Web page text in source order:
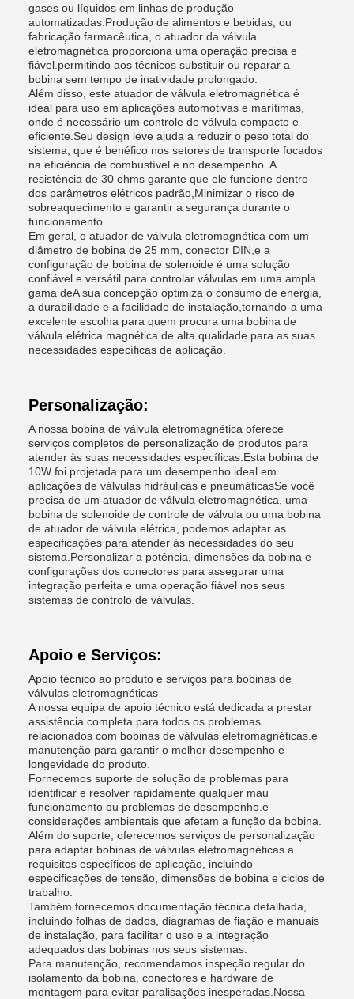
gases ou líquidos em linhas de produção
automatizadas.Produção de alimentos e bebidas, ou
fabricação farmacêutica, o atuador da válvula
eletromagnética proporciona uma operação precisa e
fiável.permitindo aos técnicos substituir ou reparar a
bobina sem tempo de inatividade prolongado.
Além disso, este atuador de válvula eletromagnética é
ideal para uso em aplicações automotivas e marítimas,
onde é necessário um controle de válvula compacto e
eficiente.Seu design leve ajuda a reduzir o peso total do
sistema, que é benéfico nos setores de transporte focados
na eficiência de combustível e no desempenho. A
resistência de 30 ohms garante que ele funcione dentro
dos parâmetros elétricos padrão,Minimizar o risco de
sobreaquecimento e garantir a segurança durante o
funcionamento.
Em geral, o atuador de válvula eletromagnética com um
diâmetro de bobina de 25 mm, conector DIN,e a
configuração de bobina de solenoide é uma solução
confiável e versátil para controlar válvulas em uma ampla
gama deA sua concepção optimiza o consumo de energia,
a durabilidade e a facilidade de instalação,tornando-a uma
excelente escolha para quem procura uma bobina de
válvula elétrica magnética de alta qualidade para as suas
necessidades específicas de aplicação.
Personalização:
A nossa bobina de válvula eletromagnética oferece
serviços completos de personalização de produtos para
atender às suas necessidades específicas.Esta bobina de
10W foi projetada para um desempenho ideal em
aplicações de válvulas hidráulicas e pneumáticasSe você
precisa de um atuador de válvula eletromagnética, uma
bobina de solenoide de controle de válvula ou uma bobina
de atuador de válvula elétrica, podemos adaptar as
especificações para atender às necessidades do seu
sistema.Personalizar a potência, dimensões da bobina e
configurações dos conectores para assegurar uma
integração perfeita e uma operação fiável nos seus
sistemas de controlo de válvulas.
Apoio e Serviços:
Apoio técnico ao produto e serviços para bobinas de
válvulas eletromagnéticas
A nossa equipa de apoio técnico está dedicada a prestar
assistência completa para todos os problemas
relacionados com bobinas de válvulas eletromagnéticas.e
manutenção para garantir o melhor desempenho e
longevidade do produto.
Fornecemos suporte de solução de problemas para
identificar e resolver rapidamente qualquer mau
funcionamento ou problemas de desempenho.e
considerações ambientais que afetam a função da bobina.
Além do suporte, oferecemos serviços de personalização
para adaptar bobinas de válvulas eletromagnéticas a
requisitos específicos de aplicação, incluindo
especificações de tensão, dimensões de bobina e ciclos de
trabalho.
Também fornecemos documentação técnica detalhada,
incluindo folhas de dados, diagramas de fiação e manuais
de instalação, para facilitar o uso e a integração
adequados das bobinas nos seus sistemas.
Para manutenção, recomendamos inspeção regular do
isolamento da bobina, conectores e hardware de
montagem para evitar paralisações inesperadas.Nossa